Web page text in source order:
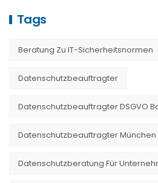
Tags
Beratung Zu IT-Sicherheitsnormen
Datenschutzbeauftragter
Datenschutzbeauftragter DSGVO
Datenschutzbeauftragter München
Datenschutzberatung Für